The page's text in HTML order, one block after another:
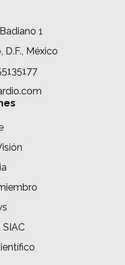
1
D.F., México